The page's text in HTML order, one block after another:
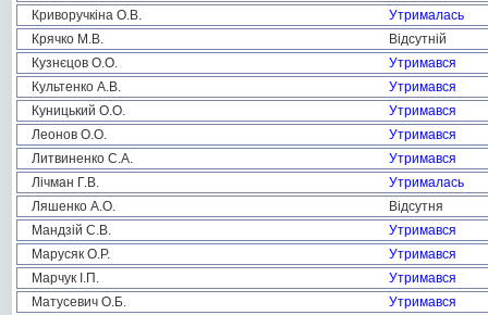
Криворучкіна О.В.
Утрималась
Крячко М.В.
Відсутній
Кузнєцов О.О.
Утримався
Культенко А.В.
Утримався
Куницький О.О.
Утримався
Леонов О.О.
Утримався
Литвиненко С.А.
Утримався
Лічман Г.В.
Утрималась
Ляшенко А.О.
Відсутня
Мандзій С.В.
Утримався
Марусяк О.Р.
Утримався
Марчук І.П.
Утримався
Матусевич О.Б.
Утримався